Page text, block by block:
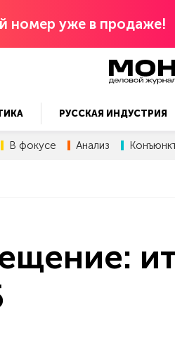
номер уже в продаже!
РУССКАЯ ИНДУСТРИЯ
В фокусе Анализ